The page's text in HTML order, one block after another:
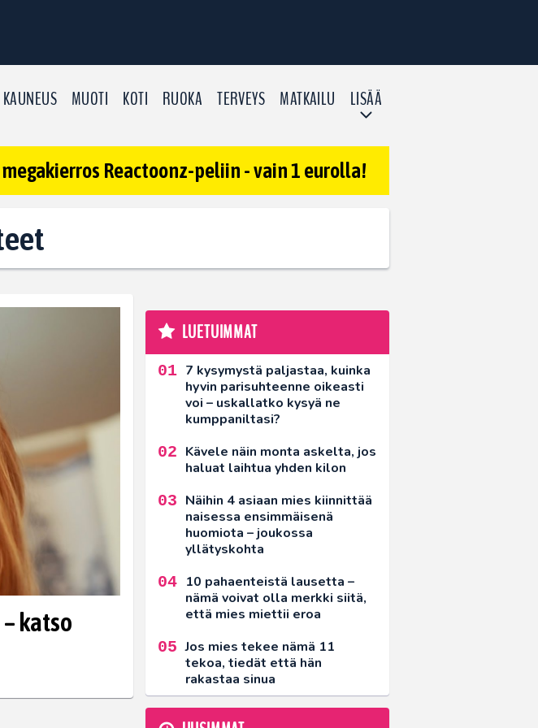
KAUNEUS MUOTI KOTI RUOKA TERVEYS MATKAILU LISÄÄ
Reactoonz-peliin - vain 1 eurolla!
katso
LUETUIMMAT
7 kysymystä paljastaa, kuinka
hyvin parisuhteenne oikeasti
voi – uskallatko kysyä ne
kumppaniltasi?
Kävele näin monta askelta, jos
haluat laihtua yhden kilon
Näihin 4 asiaan mies kiinnittää
naisessa ensimmäisenä
huomiota – joukossa
yllätyskohta
10 pahaenteistä lausetta –
nämä voivat olla merkki siitä,
että mies miettii eroa
Jos mies tekee nämä 11
tekoa, tiedät että hän
rakastaa sinua